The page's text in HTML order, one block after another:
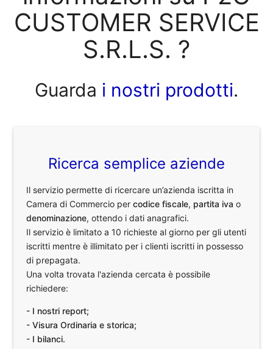
CUSTOMER SERVICE
S.R.L.S. ?
Guarda i nostri prodotti.
Ricerca semplice aziende
Il servizio permette di ricercare un’azienda iscritta in
Camera di Commercio percodice fiscale, partita iva o
denominazione, ottendo i dati anagrafici.
Il servizio è limitato a 10 richieste al giorno per gli utenti
iscritti mentre è illimitato per i clienti iscritti in possesso
di prepagata.
Una volta trovata l'azienda cercata è possibile
richiedere:
- I nostri report;
- Visura Ordinaria e storica;
- I bilanci.